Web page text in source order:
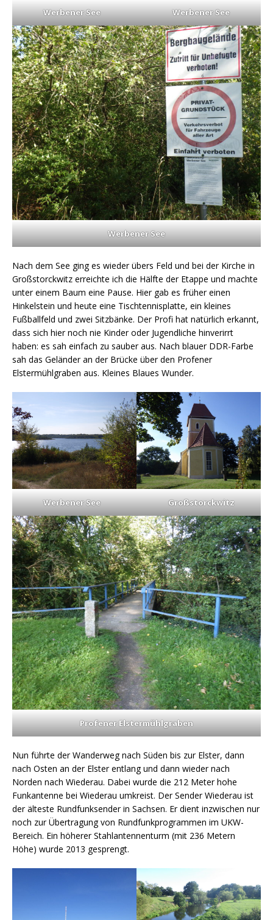
Werbener See Werbener See
Werbener See
Nach dem See ging es wieder übers Feld und bei der Kirche in
Großstorckwitz erreichte ich die Hälfte der Etappe und machte
unter einem Baum eine Pause. Hier gab es früher einen
Hinkelstein und heute eine Tischtennisplatte, ein kleines
Fußballfeld und zwei Sitzbänke. Der Profi hat natürlich erkannt,
dass sich hier noch nie Kinder oder Jugendliche hinverirrt
haben: es sah einfach zu sauber aus. Nach blauer DDR-Farbe
sah das Geländer an der Brücke über den Profener
Elstermühlgraben aus. Kleines Blaues Wunder.
Werbener See Großstorckwitz
Profener Elstermühlgraben
Nun führte der Wanderweg nach Süden bis zur Elster, dann
nach Osten an der Elster entlang und dann wieder nach
Norden nach Wiederau. Dabei wurde die 212 Meter hohe
Funkantenne bei Wiederau umkreist. Der Sender Wiederau ist
der älteste Rundfunksender in Sachsen. Er dient inzwischen nur
noch zur Übertragung von Rundfunkprogrammen im UKW-
Bereich. Ein höherer Stahlantennenturm (mit 236 Metern
Höhe) wurde 2013 gesprengt.